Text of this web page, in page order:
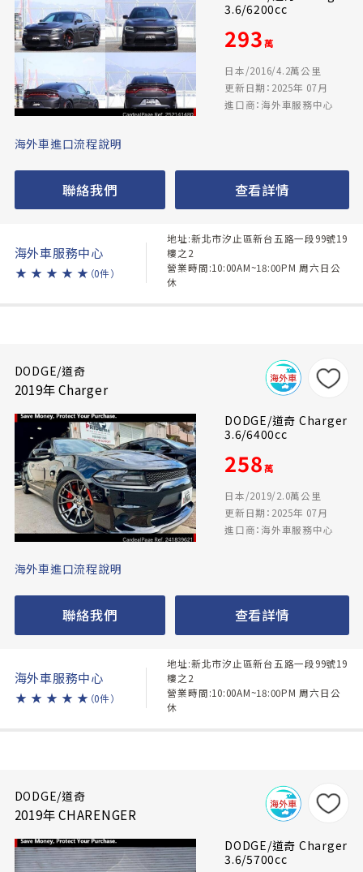
3.6/6200cc
293萬
日本/2016/4.2萬公里
更新日期：2025年 07月
進口商：海外車服務中心
海外車進口流程說明
聯絡我們 查看詳情
海外車服務中心
★ ★ ★ ★ ★ （0件）
地址:新北市汐止區新台五路一段99號19
樓之2
營業時間:10:00AM~18:00PM 周六日公
休
DODGE/道奇
2019年 Charger
DODGE/道奇 Charger
3.6/6400cc
258萬
日本/2019/2.0萬公里
更新日期：2025年 07月
進口商：海外車服務中心
海外車進口流程說明
聯絡我們 查看詳情
海外車服務中心
★ ★ ★ ★ ★ （0件）
地址:新北市汐止區新台五路一段99號19
樓之2
營業時間:10:00AM~18:00PM 周六日公
休
DODGE/道奇
2019年 CHARENGER
DODGE/道奇 Charger
3.6/5700cc